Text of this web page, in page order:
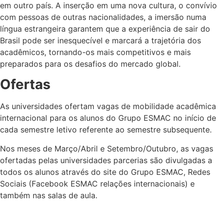
em outro país. A inserção em uma nova cultura, o convívio
com pessoas de outras nacionalidades, a imersão numa
língua estrangeira garantem que a experiência de sair do
Brasil pode ser inesquecível e marcará a trajetória dos
acadêmicos, tornando-os mais competitivos e mais
preparados para os desafios do mercado global.
Ofertas
As universidades ofertam vagas de mobilidade acadêmica
internacional para os alunos do Grupo ESMAC no início de
cada semestre letivo referente ao semestre subsequente.
Nos meses de Março/Abril e Setembro/Outubro, as vagas
ofertadas pelas universidades parcerias são divulgadas a
todos os alunos através do site do Grupo ESMAC, Redes
Sociais (Facebook ESMAC relações internacionais) e
também nas salas de aula.